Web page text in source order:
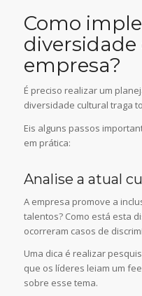
Como
empresa?
É preciso realizar um
diversidade cultural traga
Eis alguns passos
em prática:
Analise a atual
A empresa promove a
talentos? Como está esta
ocorreram casos de
Uma dica é realizar
que os líderes leiam um
sobre esse tema.